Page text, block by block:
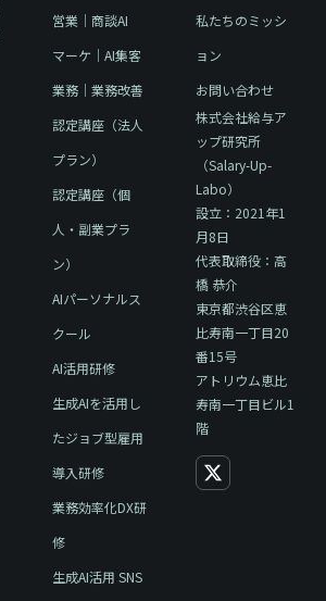
営業｜商談AI
マーケ｜AI集客
業務｜業務改善
認定講座（法人
プラン）
認定講座（個
人・副業プラ
ン）
AIパーソナルス
クール
AI活用研修
生成AIを活用し
たジョブ型雇用
導入研修
業務効率化DX研
修
生成AI活用 SNS
私たちのミッシ
ョン
お問い合わせ
株式会社給与ア
ップ研究所
（Salary-Up-
Labo）
設立：2021年1
月8日
代表取締役：高
橋 恭介
東京都渋谷区恵
比寿南一丁目20
番15号
アトリウム恵比
寿南一丁目ビル1
階